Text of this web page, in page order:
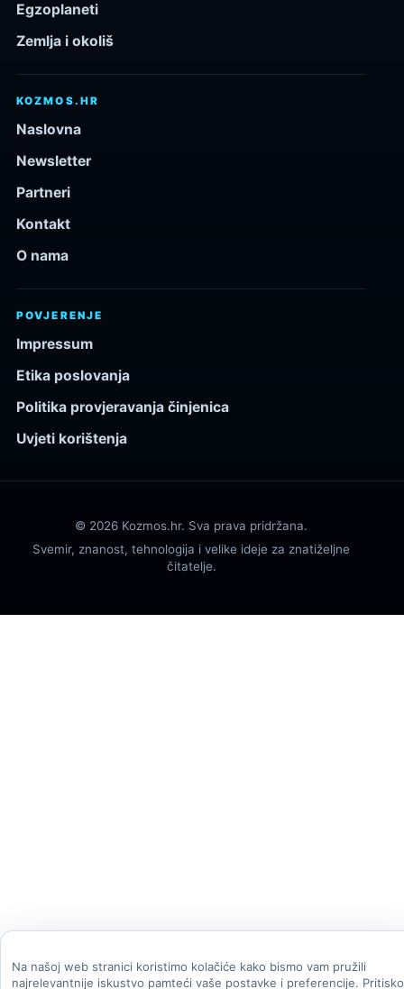
Egzoplaneti
Zemlja i okoliš
KOZMOS.HR
Naslovna
Newsletter
Partneri
Kontakt
O nama
POVJERENJE
Impressum
Etika poslovanja
Politika provjeravanja činjenica
Uvjeti korištenja
© 2026 Kozmos.hr. Sva prava pridržana.
Svemir, znanost, tehnologija i velike ideje za znatiželjne
čitatelje.
Na našoj web stranici koristimo kolačiće kako bismo vam pružili
najrelevantnije iskustvo pamteći vaše postavke i preferencije.